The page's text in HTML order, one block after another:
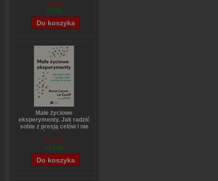
€10,17
€7,68
Małe życiowe
eksperymenty. Jak radzić
sobie z presją celów i nie
Anne-Laure LeCunff
€15,75
€13,89